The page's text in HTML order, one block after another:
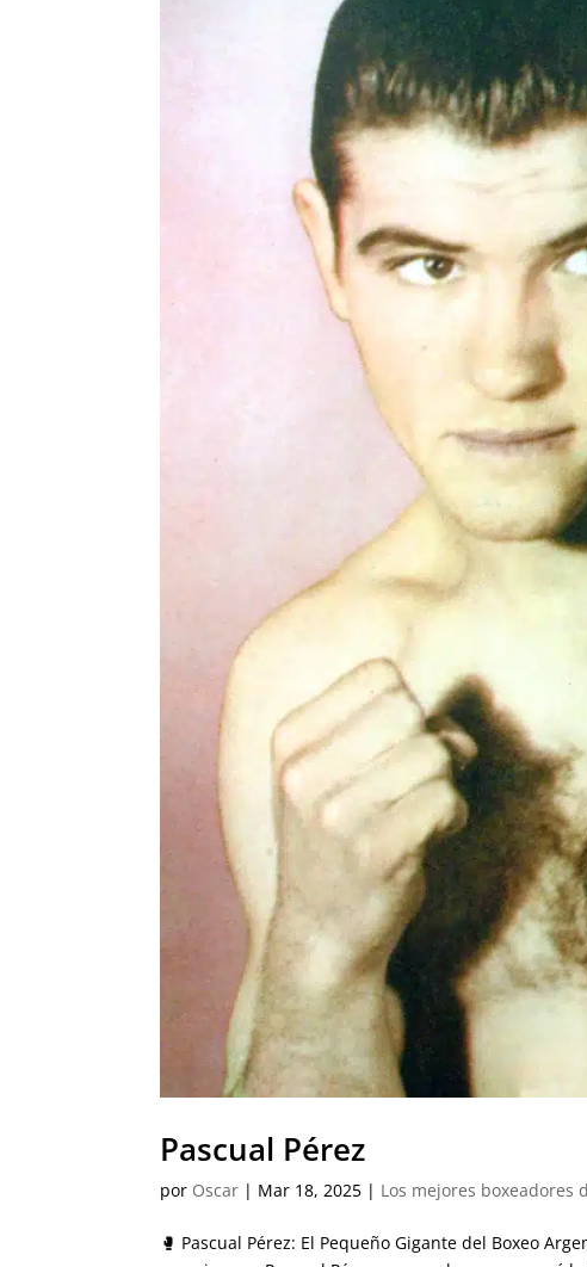
Pascual Pérez
por Oscar | Mar 18, 2025 | Los mejores boxeadores
🥊 Pascual Pérez: El Pequeño Gigante del Boxeo